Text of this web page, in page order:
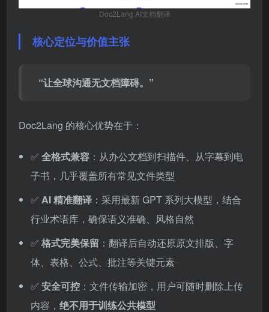
Doc2Lang AI文档翻译
核心定位与价值主张
“让全球沟通无文档障碍。”
Doc2Lang 的核心优势在于：
✅ 全格式兼容 ：从办公文档到扫描件、从字幕到电
子书，几乎覆盖所有常见文件类型
✅ AI 精准翻译 ：采用最新 GPT 系列大模型，结合
行业术语库，确保语义准确、风格自然
✅ 格式完美保留 ：翻译后自动还原原文排版、字
体、表格、公式、批注等关键元素
✅ 安全可控 ：文件传输加密，用户可随时删除上传
内容， 绝不用于训练公共模型